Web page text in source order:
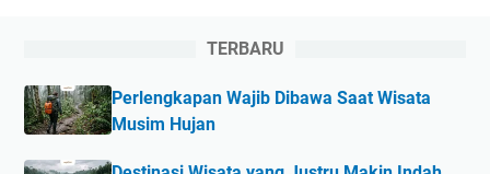
TERBARU
Perlengkapan Wajib Dibawa Saat Wisata
Musim Hujan